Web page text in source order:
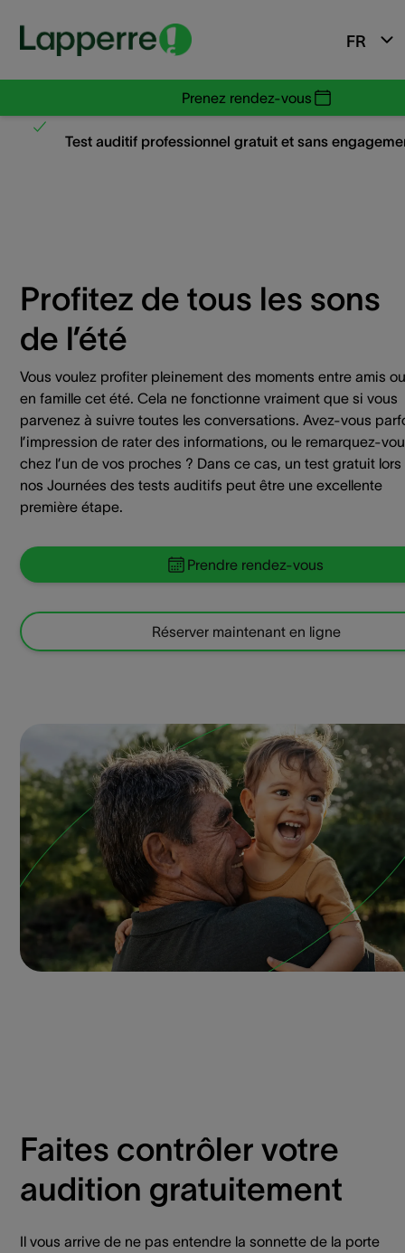
FR
Prenez rendez-vous
Test auditif professionnel gratuit et sans
Profitez de tous les sons
de l’été​
Vous voulez profiter pleinement des moments entre amis ou
en famille cet été. Cela ne fonctionne vraiment que si vous
parvenez à suivre toutes les conversations. Avez-vous
l’impression de rater des informations, ou le remarquez-
chez l’un de vos proches ? Dans ce cas, un test gratuit lors
nos Journées des tests auditifs peut être une excellente
première étape.
Prendre rendez-vous
Réserver maintenant en ligne
Faites contrôler votre
audition gratuitement​
Il vous arrive de ne pas entendre la sonnette de la porte